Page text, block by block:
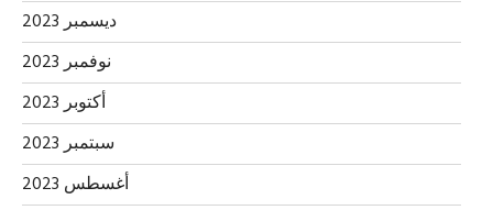
ديسمبر 2023
نوفمبر 2023
أكتوبر 2023
سبتمبر 2023
أغسطس 2023